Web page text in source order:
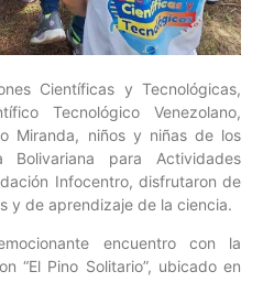
Científicas y Tecnológicas,
Tecnológico Venezolano,
Miranda, niños y niñas de los
para Actividades
Infocentro, disfrutaron de
y de aprendizaje de la ciencia.
encuentro con la
“El Pino Solitario”, ubicado en